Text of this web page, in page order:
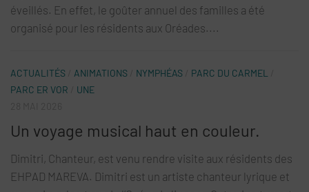
éveillés. En effet, le goûter annuel des familles a été
organisé pour les résidents aux Oréades....
ACTUALITÉS ANIMATIONS NYMPHÉAS PARC DU CARMEL
PARC ER VOR
UNE
Un voyage musical haut en couleur.
Dimitri, Chanteur, est venu rendre visite aux résidents des
EHPAD MAREVA. Dimitri est un artiste chanteur lyrique et